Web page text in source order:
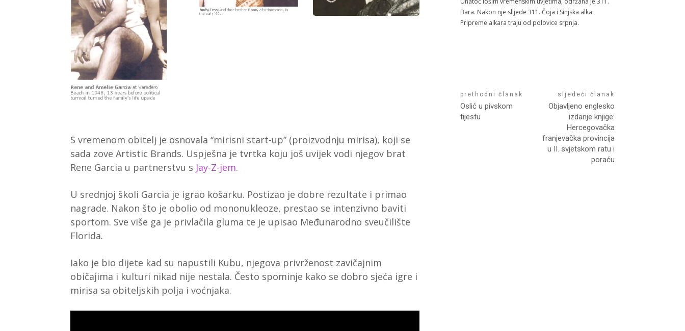
S vremenom obitelj je osnovala “mirisni start-up” (proizvodnju mirisa), koji se
sada zove Artistic Brands. Uspješna je tvrtka koju još uvijek vodi njegov brat
Rene Garcia u partnerstvu s Jay-Z-jem.
U srednjoj školi Garcia je igrao košarku. Postizao je dobre rezultate i primao
nagrade. Nakon što je obolio od mononukleoze, prestao se intenzivno baviti
sportom. Sve više ga je privlačila gluma te je upisao Međunarodno sveučilište
Florida.
Iako je bio dijete kad su napustili Kubu, njegova privrženost zavičajnim
običajima i kulturi nikad nije nestala. Često spominje kako se dobro sjeća igre i
mirisa sa obiteljskih polja i voćnjaka.
Bara. Nakon nje slijede 311. Čoja i Sinjska alka.
Pripreme alkara traju od polovice srpnja.
prethodni članak
Oslić u pivskom
tijestu
sljedeći članak
Objavljeno englesko
izdanje knjige:
Hercegovačka
franjevačka provincija
u II. svjetskom ratu i
poraću